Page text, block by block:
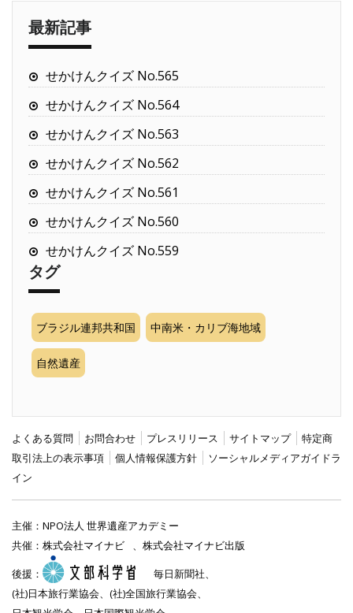
最新記事
せかけんクイズ No.565
せかけんクイズ No.564
せかけんクイズ No.563
せかけんクイズ No.562
せかけんクイズ No.561
せかけんクイズ No.560
せかけんクイズ No.559
タグ
ブラジル連邦共和国 中南米・カリブ海地域
自然遺産
よくある質問 お問合わせ プレスリリース サイトマップ
特定商
取引法上の表示事項
個人情報保護方針
ソーシャルメディアガイドラ
イン
主催： NPO法人 世界遺産アカデミー
共催： 株式会社マイナビ 、 株式会社マイナビ出版
後援：
毎日新聞社、
(社)日本旅行業協会、(社)全国旅行業協会、